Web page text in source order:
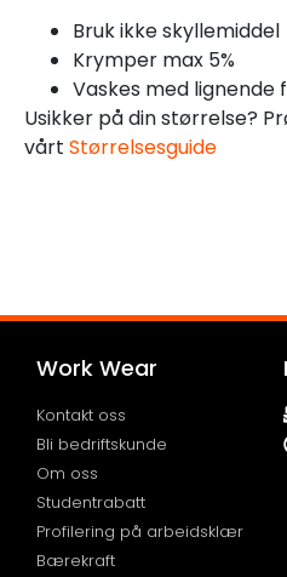
Bruk ikke skyllemiddel
Krymper max 5%
Vaskes med lignende
Usikker på din størrelse?
vårt Størrelsesguide
Work Wear
Kontakt oss
Bli bedriftskunde
Om oss
Studentrabatt
Profilering på arbeidsklær
Bærekraft